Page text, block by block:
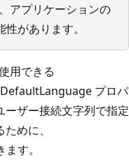
アプリケーションの
があります。
用できる
プロパ
ーザー接続文字列で指定
めに、
す。